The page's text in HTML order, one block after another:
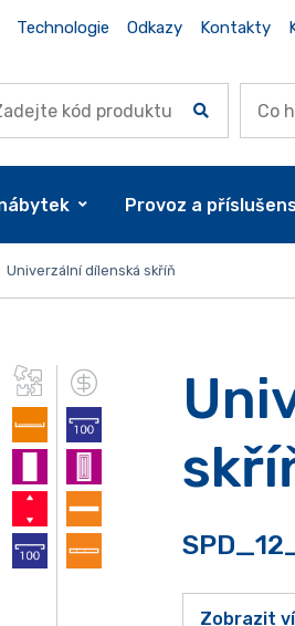
Technologie Odkazy Kontakty
Provoz a
Univerzální dílenská skříň
Zobrazit